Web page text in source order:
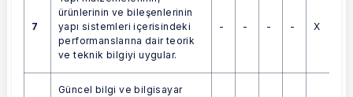
7
ürünlerinin ve bileşenlerinin
yapı sistemleri içerisindeki
performanslarına dair teorik
ve teknik bilgiyi uygular.
- - - - X
Güncel bilgi ve bilgisayar